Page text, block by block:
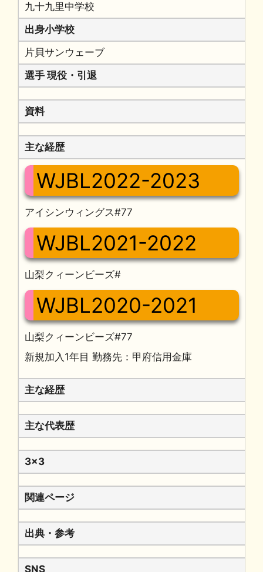
九十九里中学校
出身小学校
片貝サンウェーブ
選手 現役・引退
資料
主な経歴
WJBL2022-2023
アイシンウィングス#77
WJBL2021-2022
山梨クィーンビーズ#
WJBL2020-2021
山梨クィーンビーズ#77
新規加入1年目 勤務先：甲府信用金庫
主な経歴
主な代表歴
3x3
関連ページ
出典・参考
SNS